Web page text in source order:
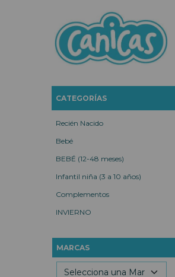
CATEGORÍAS
Recién Nacido
Bebé
BEBÉ (12-48 meses)
Infantil niña (3 a 10 años)
Complementos
INVIERNO
MARCAS